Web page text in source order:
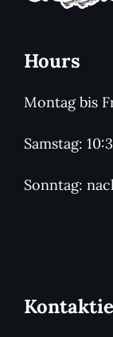
Hours
Montag bis
Samstag:
Sonntag: